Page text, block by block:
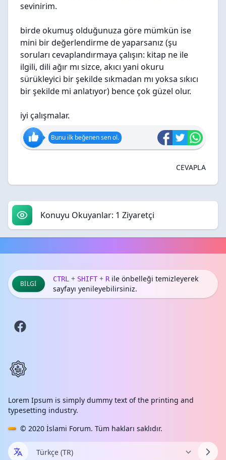
sevinirim.
birde okumuş olduğunuza göre mümkün ise
mini bir değerlendirme de yaparsanız (şu
soruları cevaplandırmaya çalışın: kitap ne ile
ilgili, dili ağır mı sizce, akıcı yani okuru
sürükleyici bir şekilde sıkmadan mı yoksa sıkıcı
bir şekilde mi anlatıyor) bence çok güzel olur.
iyi çalışmalar.
Bunu ilk beğenen sen ol.
CEVAPLA
Konuyu Okuyanlar: 1 Ziyaretçi
BILGI
CTRL + SHIFT + Rile önbelleği temizleyerek
sayfayı yenileyebilirsiniz.
Lorem Ipsum is simply dummy text of the printing and
typesetting industry.
© 2020 İslami Forum. Tüm hakları saklıdır.